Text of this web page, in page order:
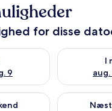
for disse
9
i aften aug. 8 - aug. 9
I
aug.
Tjek
denne weekend aug.
Tjek